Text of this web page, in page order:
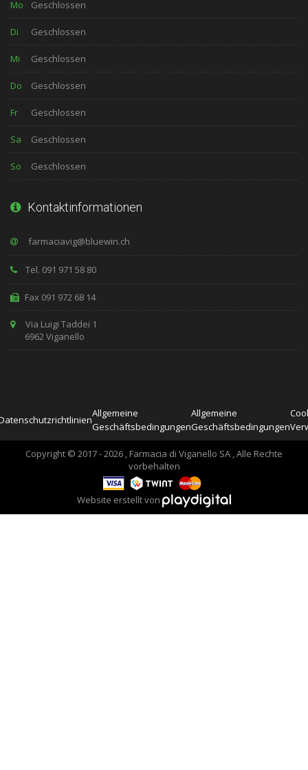
Mo Geschlossen
Di Geschlossen
Mi Geschlossen
Do Geschlossen
Fr Geschlossen
Sa Geschlossen
So Geschlossen
Kontaktinformationen
Tel. 091 971 58 80
Fax 091 972 68 14
Via Luigi Taddei 1
6962 Viganello
Allgemeine
Geschäftsbedingungen
Allgemeine
Geschäftsbedingungen
Copyright © 2017 - 2026 , Farmacia di Viganello SA , Alle Rechte
vorbehalten
Website erstellt von